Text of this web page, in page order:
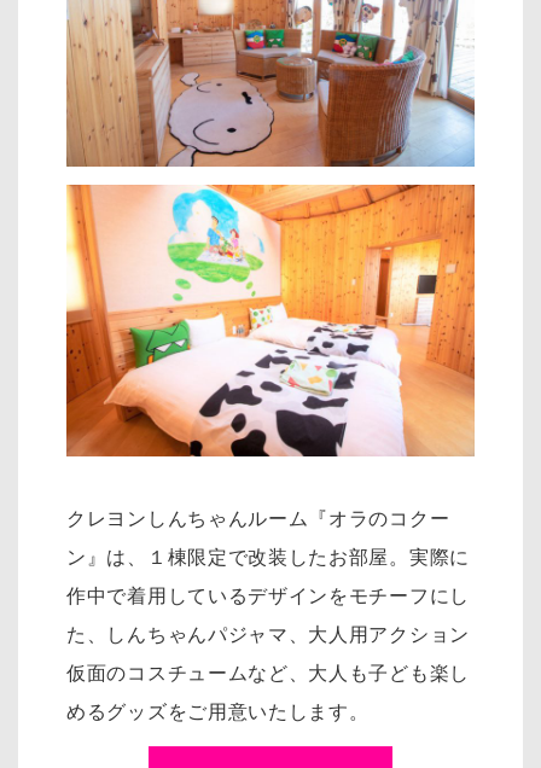
クレヨンしんちゃんルーム『オラのコクー
ン』は、１棟限定で改装したお部屋。実際に
作中で着用しているデザインをモチーフにし
た、しんちゃんパジャマ、大人用アクション
仮面のコスチュームなど、大人も子ども楽し
めるグッズをご用意いたします。